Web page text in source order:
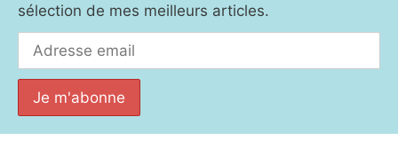
sélection de mes meilleurs articles.